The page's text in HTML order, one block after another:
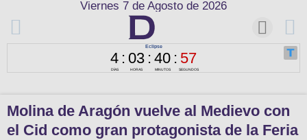
Viernes 7 de Agosto de 2026
Molina de Aragón vuelve al Medievo con
el Cid como gran protagonista de la Feria